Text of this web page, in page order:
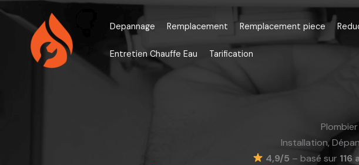
Aller
contenu
Depannage Remplacement Remplacement piece
Entretien Chauffe Eau Tarification
Installation,
4,9/5 – basé sur 116